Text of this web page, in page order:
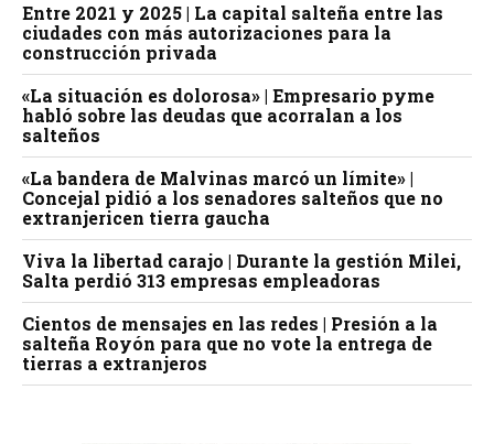
Entre 2021 y 2025 | La capital salteña entre las
ciudades con más autorizaciones para la
construcción privada
«La situación es dolorosa» | Empresario pyme
habló sobre las deudas que acorralan a los
salteños
«La bandera de Malvinas marcó un límite» |
Concejal pidió a los senadores salteños que no
extranjericen tierra gaucha
Viva la libertad carajo | Durante la gestión Milei,
Salta perdió 313 empresas empleadoras
Cientos de mensajes en las redes | Presión a la
salteña Royón para que no vote la entrega de
tierras a extranjeros